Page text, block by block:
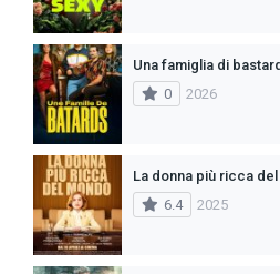
Una famiglia di
0
2026
La donna più ricca
6.4
2025